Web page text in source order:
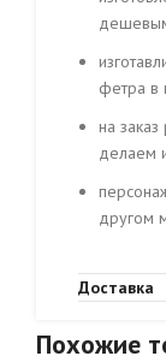
фетра в
на
делаем
другом
Доставка
Похожие